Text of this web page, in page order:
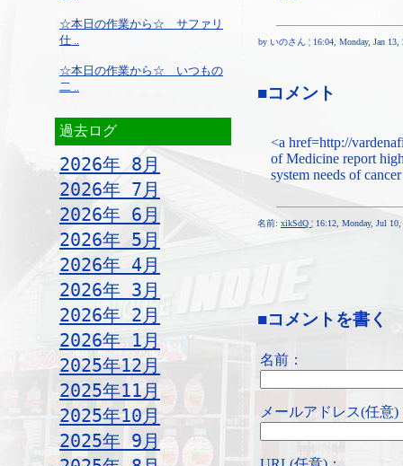
☆本日の作業から☆ サファリ
仕 ..
☆本日の作業から☆ いつもの
二 ..
過去ログ
2026年 8月
2026年 7月
2026年 6月
2026年 5月
2026年 4月
2026年 3月
2026年 2月
2026年 1月
2025年12月
2025年11月
2025年10月
2025年 9月
by いのさん ¦ 16:04, Monday, Jan 13,
■コメント
<a href=http://
of Medicine report
system needs of
名前: xikSdQ ¦ 16:12, Monday, Jul
■コメントを書く
名前：
メールアドレス(任意)